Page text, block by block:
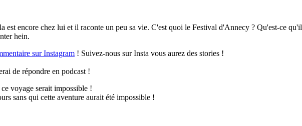
encore chez lui et il raconte un peu sa vie. C'est quoi le Festival d'Annecy ? Qu'est-ce
hein.
sur Instagram ! Suivez-nous sur Insta vous aurez des stories !
de répondre en podcast !
ce voyage serait impossible !
sans qui cette aventure aurait été impossible !